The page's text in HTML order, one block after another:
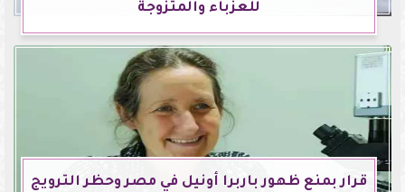
للعزباء والمتزوجة
قرار بمنع ظهور باربرا أونيل في مصر وحظر الترويج